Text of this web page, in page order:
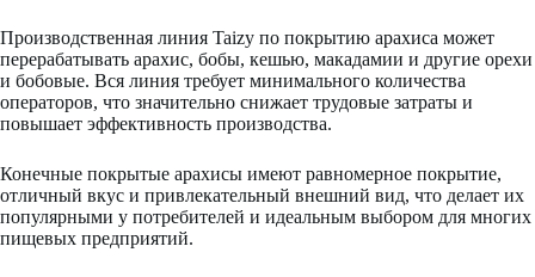
Производственная линия Taizy по покрытию арахиса может
перерабатывать арахис, бобы, кешью, макадамии и другие орехи
и бобовые. Вся линия требует минимального количества
операторов, что значительно снижает трудовые затраты и
повышает эффективность производства.
Конечные покрытые арахисы имеют равномерное покрытие,
отличный вкус и привлекательный внешний вид, что делает их
популярными у потребителей и идеальным выбором для многих
пищевых предприятий.